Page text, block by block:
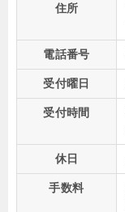
住所
電話番号
受付曜日
受付時間
休日
手数料